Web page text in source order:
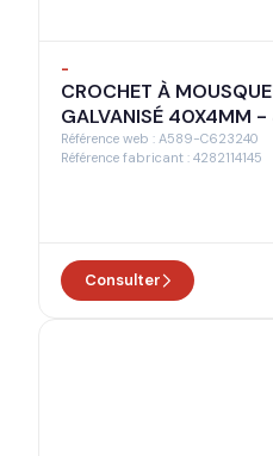
-
CROCHET À
GALVANISÉ 40X4MM -
Référence web : A589-C623240
Référence fabricant : 4282114145
Consulter